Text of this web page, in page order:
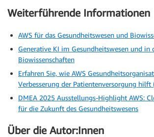
Weiterführende Informationen
AWS für das Gesundheitswesen und
Generative KI im Gesundheitswesen und in
Biowissenschaften
Erfahren Sie, wie AWS
Verbesserung der Patientenversorgung hilft
DMEA 2025 Ausstellungs-Highlight AWS:
für die Zukunft des Gesundheitswesens
Über die Autor:Innen